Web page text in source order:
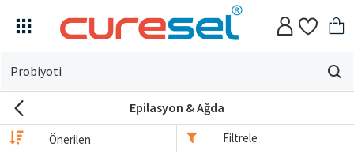
Evin
için
arıyorsun?
Epilasyon & Ağda
Filtrele